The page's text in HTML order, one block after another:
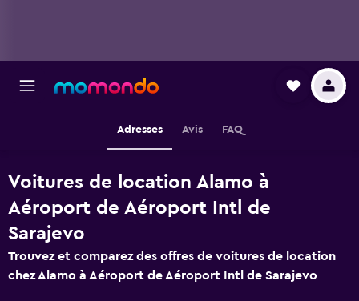
Adresses Avis FAQ
Voitures de location Alamo à
Aéroport de Aéroport Intl de
Sarajevo
Trouvez et comparez des offres de voitures de location
chez Alamo à Aéroport de Aéroport Intl de Sarajevo